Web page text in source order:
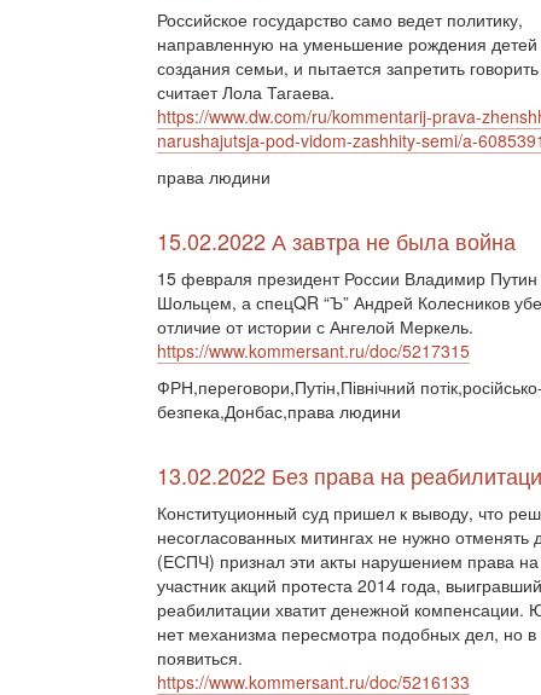
Российское государство само ведет политику,
направленную на уменьшение рождения детей
создания семьи, и пытается запретить
считает Лола Тагаева.
https://www.dw.com/ru/kommentarij-prava-
narushajutsja-pod-vidom-zashhity-semi/a-
права людини
15.02.2022 А завтра не была война
15 февраля президент России Владимир
Шольцем, а спецQR “Ъ” Андрей Колесников
отличие от истории с Ангелой Меркель.
https://www.kommersant.ru/doc/5217315
ФРН,переговори,Путін,Північний
безпека,Донбас,права людини
13.02.2022 Без права на
Конституционный суд пришел к выводу, что
несогласованных митингах не нужно
(ЕСПЧ) признал эти акты нарушением права
участник акций протеста 2014 года,
реабилитации хватит денежной компенсации.
нет механизма пересмотра подобных дел, но
появиться.
https://www.kommersant.ru/doc/5216133